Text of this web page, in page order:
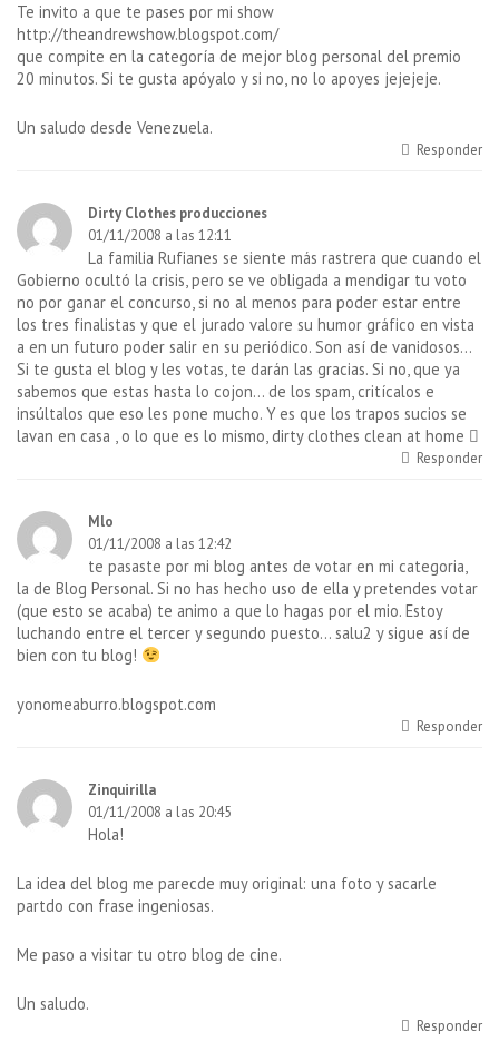
Te invito a que te pases por mi show
http://theandrewshow.blogspot.com/
que compite en la categoría de mejor blog personal del premio
20 minutos. Si te gusta apóyalo y si no, no lo apoyes jejejeje.
Un saludo desde Venezuela.
Responder
Dirty Clothes producciones
01/11/2008 a las 12:11
La familia Rufianes se siente más rastrera que cuando el
Gobierno ocultó la crisis, pero se ve obligada a mendigar tu voto
no por ganar el concurso, si no al menos para poder estar entre
los tres finalistas y que el jurado valore su humor gráfico en vista
a en un futuro poder salir en su periódico. Son así de vanidosos…
Si te gusta el blog y les votas, te darán las gracias. Si no, que ya
sabemos que estas hasta lo cojon… de los spam, critícalos e
insúltalos que eso les pone mucho. Y es que los trapos sucios se
lavan en casa , o lo que es lo mismo, dirty clothes clean at home 
Responder
Mlo
01/11/2008 a las 12:42
te pasaste por mi blog antes de votar en mi categoria,
la de Blog Personal. Si no has hecho uso de ella y pretendes votar
(que esto se acaba) te animo a que lo hagas por el mio. Estoy
luchando entre el tercer y segundo puesto… salu2 y sigue así de
bien con tu blog!
yonomeaburro.blogspot.com
Responder
Zinquirilla
01/11/2008 a las 20:45
Hola!
La idea del blog me parecde muy original: una foto y sacarle
partdo con frase ingeniosas.
Me paso a visitar tu otro blog de cine.
Un saludo.
Responder